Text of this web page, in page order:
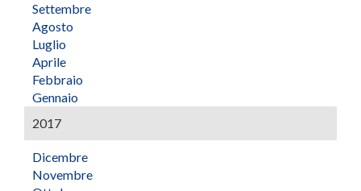
Settembre
Agosto
Luglio
Aprile
Febbraio
Gennaio
2017
Dicembre
Novembre